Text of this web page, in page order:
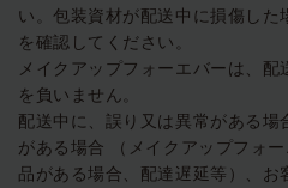
い。包装資材が配送中に損傷した
を確認してください。
メイクアップフォーエバーは、
を負いません。
配送中に、誤り又は異常がある場
がある場合 （メイクアップフォ
品がある場合、配達遅延等）、お